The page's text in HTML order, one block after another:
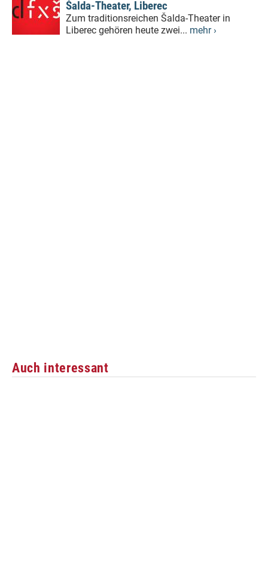
Šalda-Theater, Liberec
Zum traditionsreichen Šalda-Theater in
Liberec gehören heute zwei... mehr ›
Auch interessant